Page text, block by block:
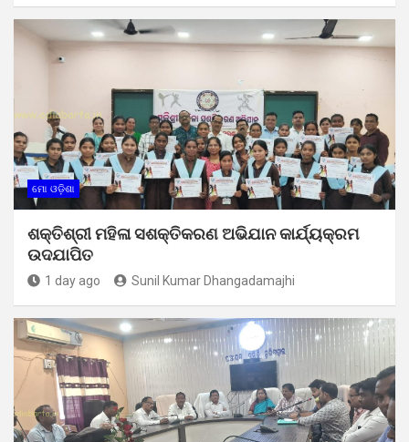
ମୋ ଓଡ଼ିଶା
ଶକ୍ତିଶ୍ରୀ ମହିଳା ସଶକ୍ତିକରଣ ଅଭିଯାନ କାର୍ଯ୍ୟକ୍ରମ
ଉଦଯାପିତ
1 day ago Sunil Kumar Dhangadamajhi